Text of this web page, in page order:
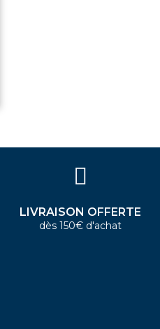
LIVRAISON OFFERTE
dès 150€ d'achat